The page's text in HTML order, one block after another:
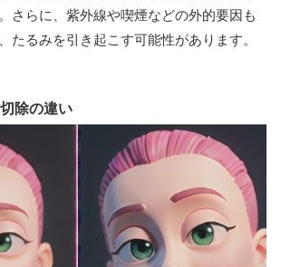
さらに、紫外線や喫煙などの外的要因も
たるみを引き起こす可能性があります。
除の違い